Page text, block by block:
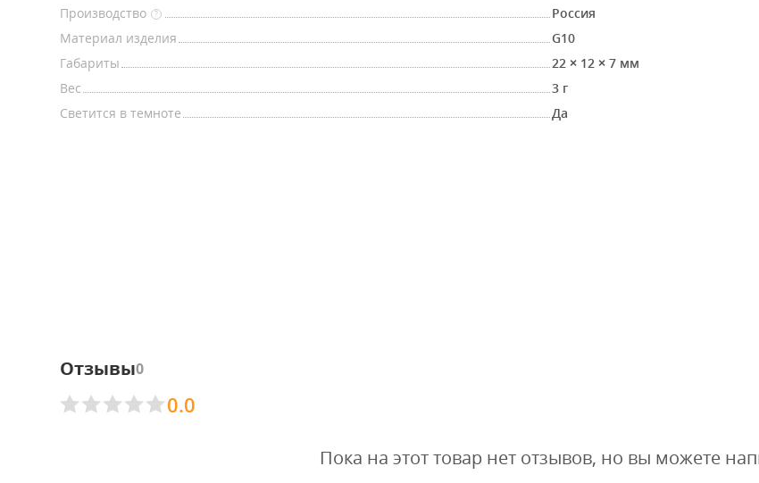
Производство
?
Россия
Материал изделия
G10
Габариты
22 × 12 × 7 мм
Вес
3 г
Светится в темноте
Да
Отзывы0
0.0
Пока на этот товар нет отзывов, но вы можете